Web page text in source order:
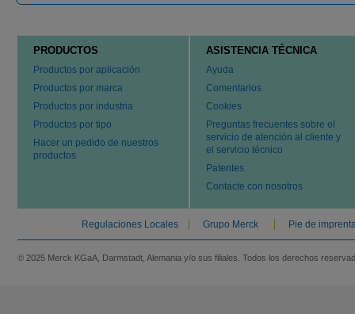
PRODUCTOS
Productos por aplicación
Productos por marca
Productos por industria
Productos por tipo
Hacer un pedido de nuestros
productos
ASISTENCIA TÉCNICA
Ayuda
Comentarios
Cookies
Preguntas frecuentes sobre el
servicio de atención al cliente y
el servicio técnico
Patentes
Contacte con nosotros
Regulaciones Locales Grupo Merck Pie de
© 2025 Merck KGaA, Darmstadt, Alemania y/o sus filiales. Todos los derechos